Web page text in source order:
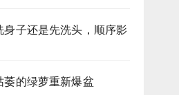
身子还是先洗头，顺序影
萎的绿萝重新爆盆